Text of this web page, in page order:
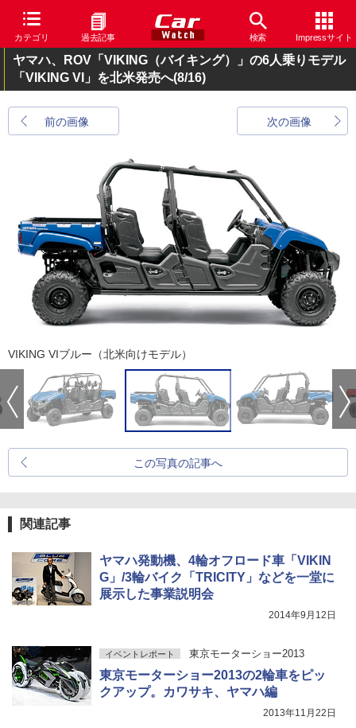
カテゴリ 過去記事 検索 Impressサイト
ヤマハ、ROV「VIKING（バイキング）」の6人乗りモデル
「VIKING VI」を北米発売へ(8/16)
前の画像 次の画像
VIKING VIブルー（北米向けモデル）
この写真の記事へ
関連記事
ヤマハ発動機、4輪オフロード車「VIKIN
G」/3輪バイク「TRICITY」などを一堂に
展示した事業説明会
2014年9月12日
イベントレポート 東京モーターショー2013
東京モーターショー2013の2輪車をピッ
クアップ。カワサキ、ヤマハ編
2013年11月22日